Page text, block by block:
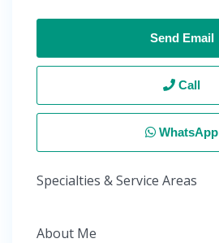
Send Email
Call
WhatsApp
Specialties & Service Areas
About Me